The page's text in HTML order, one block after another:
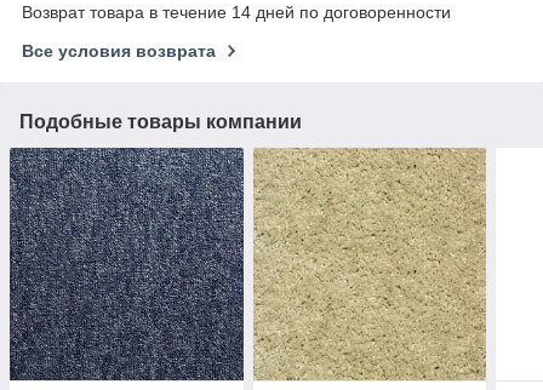
Возврат товара в течение 14 дней по договоренности
Все условия возврата
Подобные товары компании